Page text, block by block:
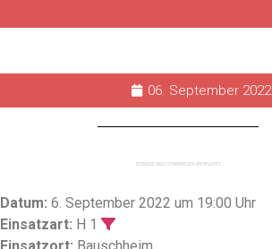
06. September 2022
STRASSE NACH STARKREGEN ÜBERFLUTET
Datum: 6. September 2022 um 19:00 Uhr
Einsatzart: H 1
Einsatzort: Bauschheim